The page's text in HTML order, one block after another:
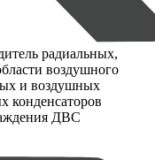
радиальных,
воздушного
и воздушных
конденсаторов
ДВС